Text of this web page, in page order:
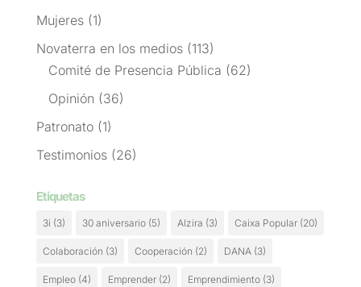
Mujeres(1)
Novaterra en los medios(113)
Comité de Presencia Pública (62)
Opinión (36)
Patronato(1)
Testimonios(26)
Etiquetas
3i (3) 30 aniversario(5) Alzira (3) Caixa Popular(20)
Colaboración (3) Cooperación (2) DANA(3)
Empleo(4) Emprender(2) Emprendimiento(3)